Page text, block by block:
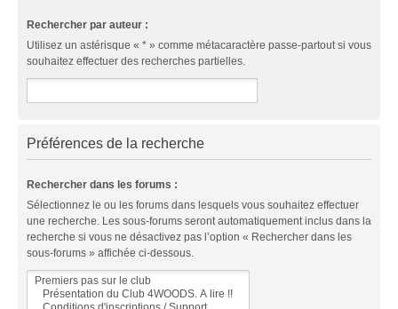
Rechercher par auteur :
Utilisez un astérisque « * » comme métacaractère passe-partout si vous
souhaitez effectuer des recherches partielles.
Préférences de la recherche
Rechercher dans les forums :
Sélectionnez le ou les forums dans lesquels vous souhaitez effectuer
une recherche. Les sous-forums seront automatiquement inclus dans la
recherche si vous ne désactivez pas l’option « Rechercher dans les
sous-forums » affichée ci-dessous.